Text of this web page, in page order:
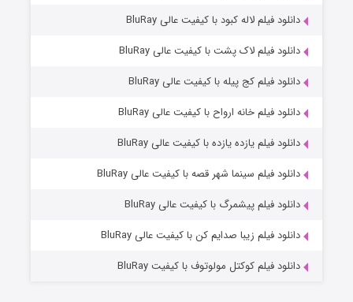
دانلود فیلم لاله کبود با کیفیت عالی BluRay
دانلود فیلم لاک پشت با کیفیت عالی BluRay
دانلود فیلم کج‌ پیله با کیفیت عالی BluRay
دانلود فیلم خانه ارواح با کیفیت عالی BluRay
دانلود فیلم یازده یازده با کیفیت عالی BluRay
دانلود فیلم سینما شهر قصه با کیفیت عالی BluRay
دانلود فیلم پیشمرگ با کیفیت عالی BluRay
دانلود فیلم زیبا صدایم کن با کیفیت عالی BluRay
دانلود فیلم کوکتل مولوتوف با کیفیت BluRay